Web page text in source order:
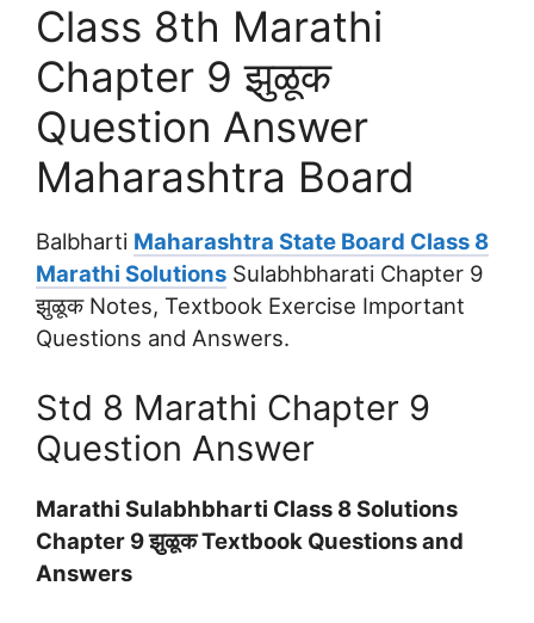
Class 8th Marathi
Chapter 9 झुळूक
Question Answer
Maharashtra Board
Balbharti Maharashtra State Board Class 8
Marathi Solutions Sulabhbharati Chapter 9
झुळूक Notes, Textbook Exercise Important
Questions and Answers.
Std 8 Marathi Chapter 9
Question Answer
Marathi Sulabhbharti Class 8 Solutions
Chapter 9 झुळूक Textbook Questions and
Answers